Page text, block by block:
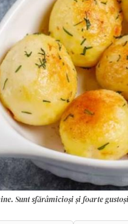
Sunt sfărâmicioși și foarte